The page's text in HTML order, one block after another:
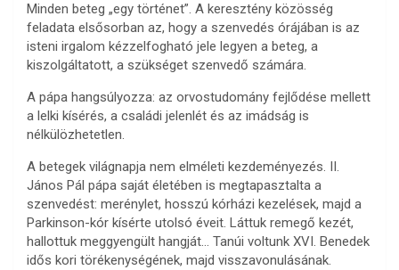
Minden beteg „egy történet”. A keresztény közösség
feladata elsősorban az, hogy a szenvedés órájában is az
isteni irgalom kézzelfogható jele legyen a beteg, a
kiszolgáltatott, a szükséget szenvedő számára.
A pápa hangsúlyozza: az orvostudomány fejlődése mellett
a lelki kísérés, a családi jelenlét és az imádság is
nélkülözhetetlen.
A betegek világnapja nem elméleti kezdeményezés. II.
János Pál pápa saját életében is megtapasztalta a
szenvedést: merénylet, hosszú kórházi kezelések, majd a
Parkinson-kór kísérte utolsó éveit. Láttuk remegő kezét,
hallottuk meggyengült hangját… Tanúi voltunk XVI. Benedek
idős kori törékenységének, majd visszavonulásának.